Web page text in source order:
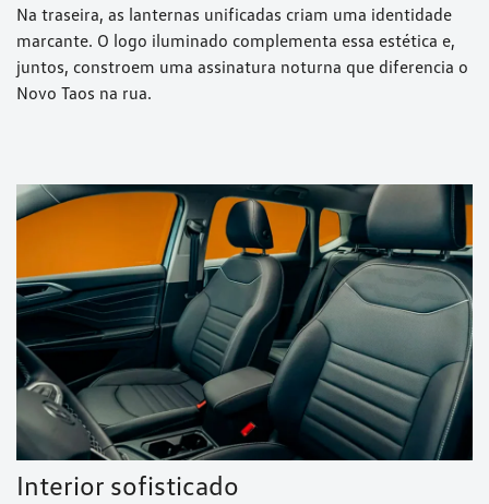
Na traseira, as lanternas unificadas criam uma identidade
marcante. O logo iluminado complementa essa estética e,
juntos, constroem uma assinatura noturna que diferencia o
Novo Taos na rua.
Interior sofisticado